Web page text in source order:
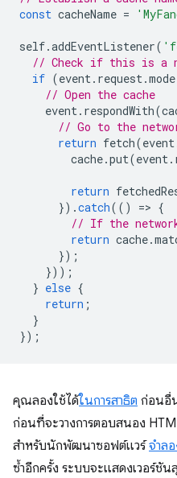
const cacheName =
self.addEventListener(
// Check if this is a
if (event. request.mode
// Open the cache
event. respondWith(
// Go to the
return fetch(event
cache.put(event.
return
}).catch(() => {
// If the
return cache.
});
}));
} else {
return ;
}
});
คุณลองใช้ได้ในการสาธิต ก่อนอื่
ก่อนที่จะวางการตอบสนอง
สำหรับนักพัฒนาซอฟต์แวร์จำล
ซ้ำอีกครั้ง ระบบจะแสดงเวอร์